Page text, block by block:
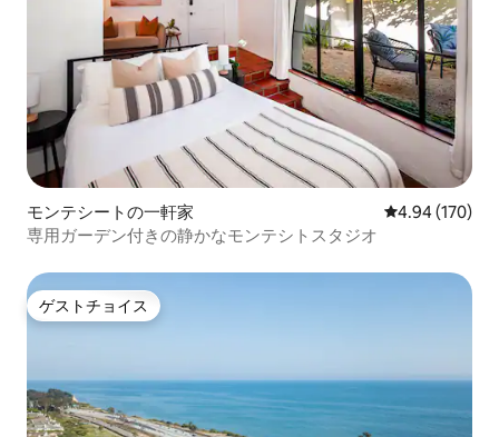
モンテシートの一軒家 レビュー170
4.94 (170)
専用ガーデン付きの静かなモンテシトスタジオ
ゲストチョイス
ゲストチョイス